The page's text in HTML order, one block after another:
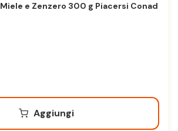
Miele e Zenzero 300 g Piacersi Conad
Aggiungi